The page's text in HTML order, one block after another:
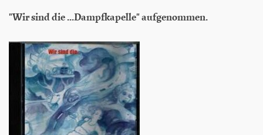
"Wir sind die ...Dampfkapelle" aufgenommen.